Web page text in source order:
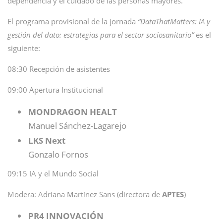
El programa provisional de la jornada “DataThatMatters: IA y
gestión del dato: estrategias para el sector sociosanitario”es el
siguiente:
08:30 Recepción de asistentes
09:00 Apertura Institucional
MONDRAGON HEALT
Manuel Sánchez-Lagarejo
LKS Next
Gonzalo Fornos
09:15 IA y el Mundo Social
Modera: Adriana Martínez Sans (directora de APTES)
PR4 INNOVACIÓN